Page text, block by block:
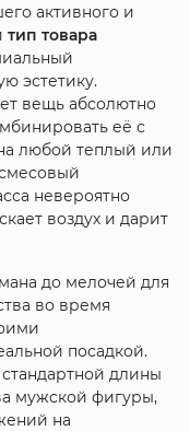
активного и
тип товара
эстетику.
вещь абсолютно
её с
любой теплый или
невероятно
воздух и дарит
до мелочей для
во время
посадкой.
длины
мужской фигуры,
на